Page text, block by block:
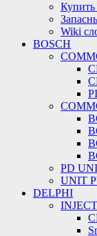
Wiki
BOSCH
PD
UNIT
DELPHI